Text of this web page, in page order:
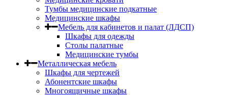
Тумбы медицинские подкатные
Медицинские шкафы
Мебель для кабинетов и палат (ЛДСП)
Шкафы для одежды
Столы палатные
Медицинские тумбы
Металлическая мебель
Шкафы для чертежей
Абонентские шкафы
Многоящичные шкафы